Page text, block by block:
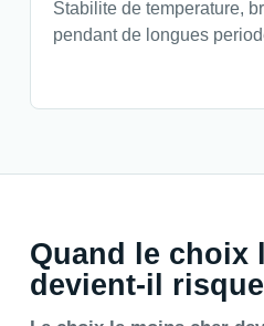
Stabilite de temperature,
pendant de longues
Quand le choix
devient-il